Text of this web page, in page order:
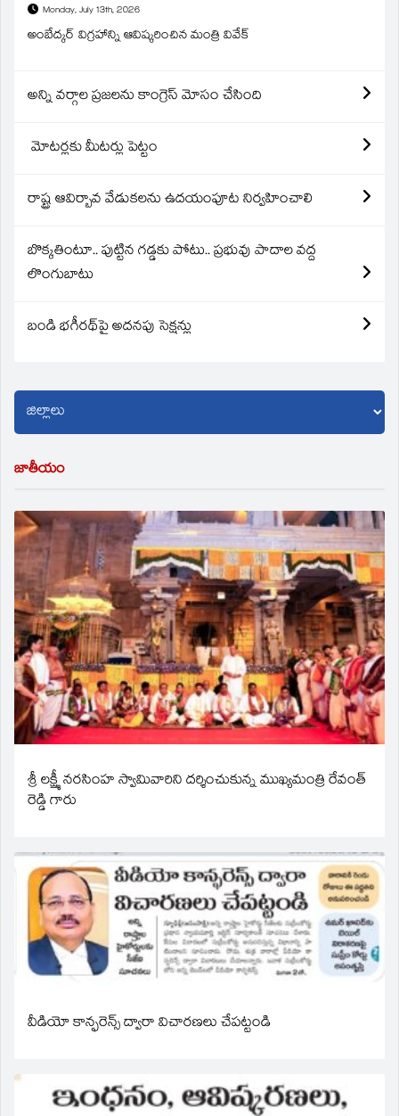
Monday, July 13th, 2026
అంబేద్కర్ విగ్రహాన్ని ఆవిష్కరించిన మంత్రి వివేక్
అన్ని వర్గాల ప్రజలను కాంగ్రెస్ మోసం చేసింది
మోటర్లకు మీటర్లు పెట్టం
రాష్ట్ర ఆవిర్బావ వేడుకలను ఉదయంపూట నిర్వహించాలి
బొక్కతింటూ.. పుట్టిన గడ్డకు పోటు.. ప్రభువు పాదాల వద్ద
లొంగుబాటు
బండి భగీరథ్‌పై అదనపు సెక్షన్లు
జాతీయం
శ్రీ లక్ష్మీ నరసింహ స్వామివారిని దర్శించుకున్న ముఖ్యమంత్రి రేవంత్
రెడ్డి గారు
వీడియో కాన్ఫరెన్స్ ద్వారా విచారణలు చేపట్టండి